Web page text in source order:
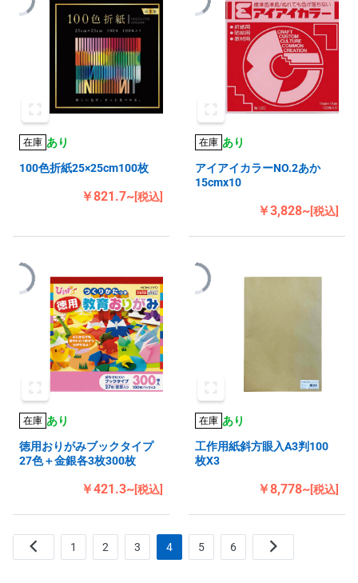
在庫 あり
100色折紙25×25cm100枚
￥821.7~[税込]
在庫 あり
アイアイカラーNO.2あか
15cmx10
￥3,828~[税込]
在庫 あり
徳用おりがみブックタイプ
27色＋金銀各3枚300枚
￥421.3~[税込]
在庫 あり
工作用紙斜方眼入A3判100
枚X3
￥8,778~[税込]
1 2 3 4 5 6